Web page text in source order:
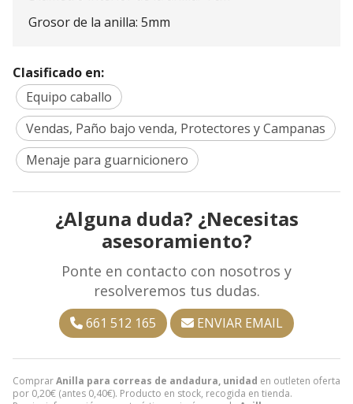
ComprarAnilla para correas de andadura, unidad en outleten oferta
por 0,20€ (antes 0,40€). Producto en stock, recogida en tienda.
Grosor de la anilla: 5mm
Clasificado en:
Equipo caballo
Vendas, Paño bajo venda, Protectores y Campanas
Menaje para guarnicionero
¿Alguna duda? ¿Necesitas
asesoramiento?
Ponte en contacto con nosotros y
resolveremos tus dudas.
661 512 165 ENVIAR EMAIL